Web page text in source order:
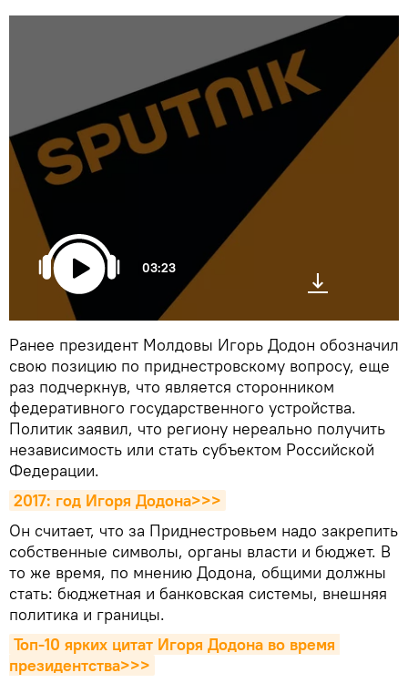
03:23
Ранее президент Молдовы Игорь Додон обозначил
свою позицию по приднестровскому вопросу, еще
раз подчеркнув, что является сторонником
федеративного государственного устройства.
Политик заявил, что региону нереально получить
независимость или стать субъектом Российской
Федерации.
2017: год Игоря Додона>>>
Он считает, что за Приднестровьем надо закрепить
собственные символы, органы власти и бюджет. В
то же время, по мнению Додона, общими должны
стать: бюджетная и банковская системы, внешняя
политика и границы.
Топ-10 ярких цитат Игоря Додона во время
президентства>>>